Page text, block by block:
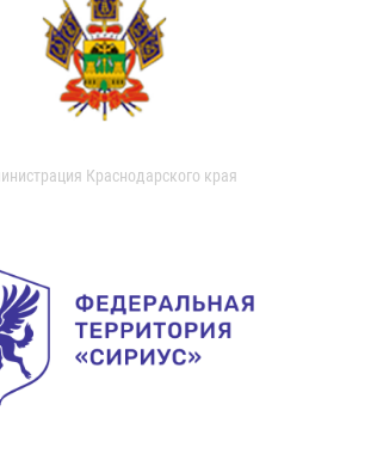
Краснодарского края